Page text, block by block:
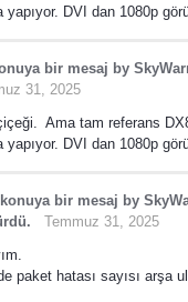
yapıyor. DVI dan 1080p
bir mesaj by
31, 2025
Ama tam referans
yapıyor. DVI dan 1080p
bir mesaj by
Temmuz 31, 2025
paket hatası sayısı arşa